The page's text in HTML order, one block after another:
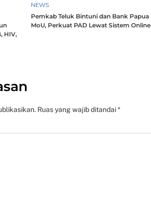
HIV,
NEWS
Pemkab Teluk Bintuni dan Bank Papua
MoU, Perkuat PAD Lewat Sistem Online
Ruas yang wajib ditandai*